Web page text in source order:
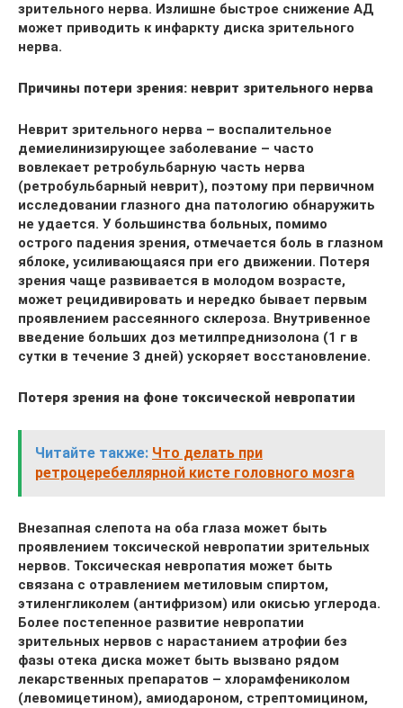
зрительного нерва. Излишне быстрое снижение АД
может приводить к инфаркту диска зрительного
нерва.
Причины потери зрения: неврит зрительного нерва
Неврит зрительного нерва – воспалительное
демиелинизирующее заболевание – часто
вовлекает ретробульбарную часть нерва
(ретробульбарный неврит), поэтому при первичном
исследовании глазного дна патологию обнаружить
не удается. У большинства больных, помимо
острого падения зрения, отмечается боль в глазном
яблоке, усиливающаяся при его движении. Потеря
зрения чаще развивается в молодом возрасте,
может рецидивировать и нередко бывает первым
проявлением рассеянного склероза. Внутривенное
введение больших доз метилпреднизолона (1 г в
сутки в течение 3 дней) ускоряет восстановление.
Потеря зрения на фоне токсической невропатии
Читайте также: Что делать при
ретроцеребеллярной кисте головного мозга
Внезапная слепота на оба глаза может быть
проявлением токсической невропатии зрительных
нервов. Токсическая невропатия может быть
связана с отравлением метиловым спиртом,
этиленгликолем (антифризом) или окисью углерода.
Более постепенное развитие невропатии
зрительных нервов с нарастанием атрофии без
фазы отека диска может быть вызвано рядом
лекарственных препаратов – хлорамфениколом
(левомицетином), амиодароном, стрептомицином,